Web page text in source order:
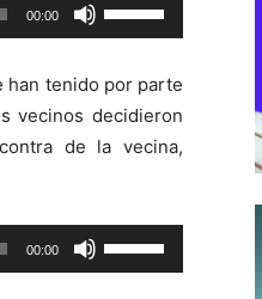
00:00
las
de
flecha
arriba/abajo
aumentar
o
han tenido por parte
vecinos decidieron
de la vecina,
00:00
las